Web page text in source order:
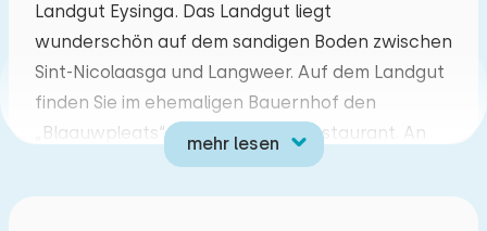
Landgut Eysinga. Das Landgut liegt
wunderschön auf dem sandigen Boden zwischen
Sint-Nicolaasga und Langweer. Auf dem Landgut
finden Sie im ehemaligen Bauernhof den
„Blaauwpleats“, ein attraktives Restaurant. An
der Rezeption erhalten Sie alle Informationen
über die vielen Freizeitmöglichkeiten in der
mehr lesen
10 11 12 13 14 15 16
17 18 19 20 21 22